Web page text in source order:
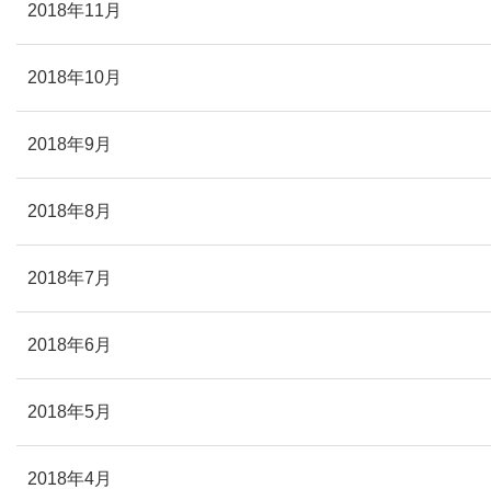
2018年11月
2018年10月
2018年9月
2018年8月
2018年7月
2018年6月
2018年5月
2018年4月